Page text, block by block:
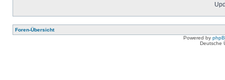
Foren-Übersicht
Powered by
Deutsche